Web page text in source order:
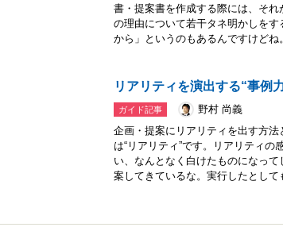
書・提案書を作成する際には、そ
の理由について若干タネ明かしを
から」というのもあるんですけど
リアリティを演出する“事例
ガイド記事
野村 尚義
企画・提案にリアリティを出す方
は“リアリティ”です。リアリティ
い、なんとなく白けたものになっ
案してきているな。実行したとして